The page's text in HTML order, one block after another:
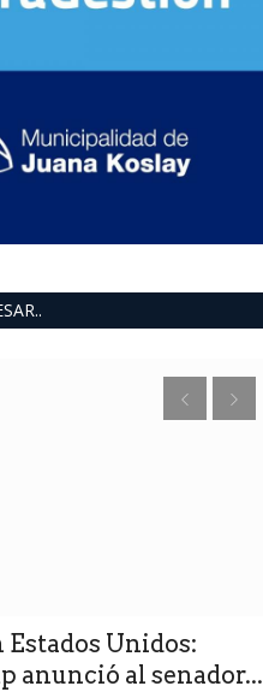
Estados Unidos:
anunció al senador...